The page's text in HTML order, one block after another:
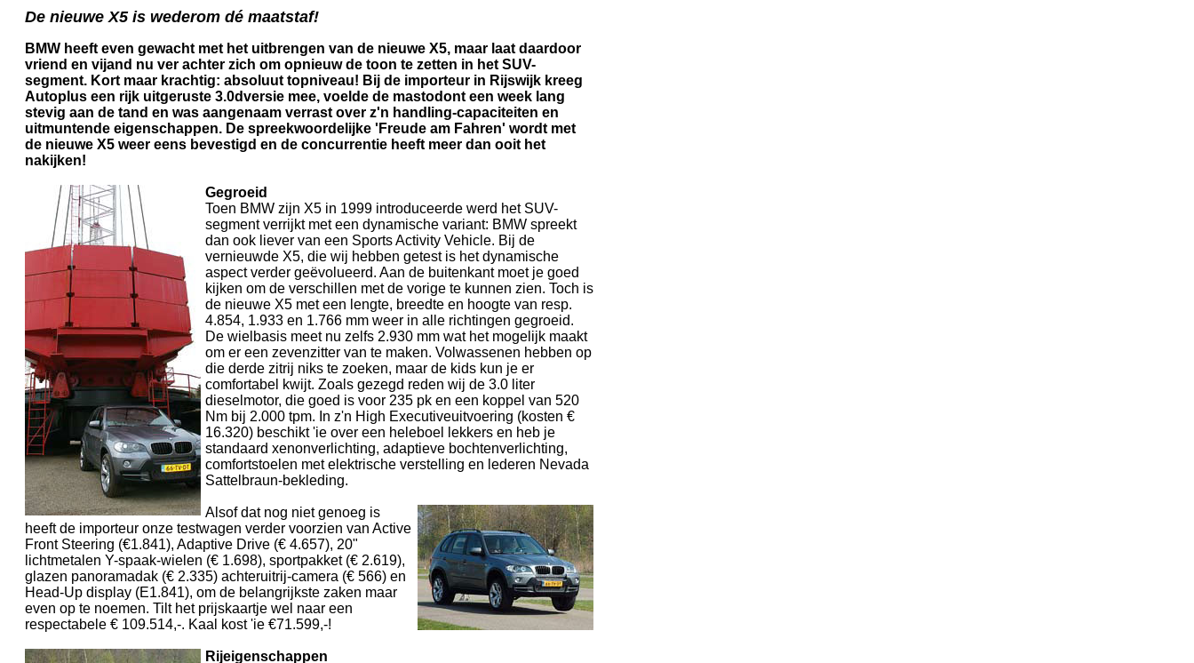
De nieuwe X5 is wederom dé maatstaf!
BMW heeft even gewacht met het uitbrengen van de nieuwe X5, maar laat daardoor
vriend en vijand nu ver achter zich om opnieuw de toon te zetten in het SUV-
segment. Kort maar krachtig: absoluut topniveau! Bij de importeur in Rijswijk kreeg
Autoplus een rijk uitgeruste 3.0dversie mee, voelde de mastodont een week lang
stevig aan de tand en was aangenaam verrast over z'n handling-capaciteiten en
uitmuntende eigenschappen. De spreekwoordelijke 'Freude am Fahren' wordt met
de nieuwe X5 weer eens bevestigd en de concurrentie heeft meer dan ooit het
nakijken!
Gegroeid
Toen BMW zijn X5 in 1999 introduceerde werd het SUV-
segment verrijkt met een dynamische variant: BMW spreekt
dan ook liever van een Sports Activity Vehicle. Bij de
vernieuwde X5, die wij hebben getest is het dynamische
aspect verder geëvolueerd. Aan de buitenkant moet je goed
kijken om de verschillen met de vorige te kunnen zien. Toch is
de nieuwe X5 met een lengte, breedte en hoogte van resp.
4.854, 1.933 en 1.766 mm weer in alle richtingen gegroeid.
De wielbasis meet nu zelfs 2.930 mm wat het mogelijk maakt
om er een zevenzitter van te maken. Volwassenen hebben op
die derde zitrij niks te zoeken, maar de kids kun je er
comfortabel kwijt. Zoals gezegd reden wij de 3.0 liter
dieselmotor, die goed is voor 235 pk en een koppel van 520
Nm bij 2.000 tpm. In z'n High Executiveuitvoering (kosten €
16.320) beschikt 'ie over een heleboel lekkers en heb je
standaard xenonverlichting, adaptieve bochtenverlichting,
comfortstoelen met elektrische verstelling en lederen Nevada
Sattelbraun-bekleding.
Alsof dat nog niet genoeg is
heeft de importeur onze testwagen verder voorzien van Active
Front Steering (€1.841), Adaptive Drive (€ 4.657), 20"
lichtmetalen Y-spaak-wielen (€ 1.698), sportpakket (€ 2.619),
glazen panoramadak (€ 2.335) achteruitrij-camera (€ 566) en
Head-Up display (E1.841), om de belangrijkste zaken maar
even op te noemen. Tilt het prijskaartje wel naar een
respectabele € 109.514,-. Kaal kost 'ie €71.599,-!
Rijeigenschappen